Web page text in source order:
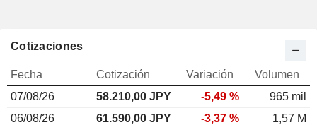
Cotizaciones
Fecha Cotización Variación
Volumen
07/08/26
58.210,00 JPY -5,49 %
965 mil
06/08/26
61.590,00 JPY -3,37 %
1,57 M